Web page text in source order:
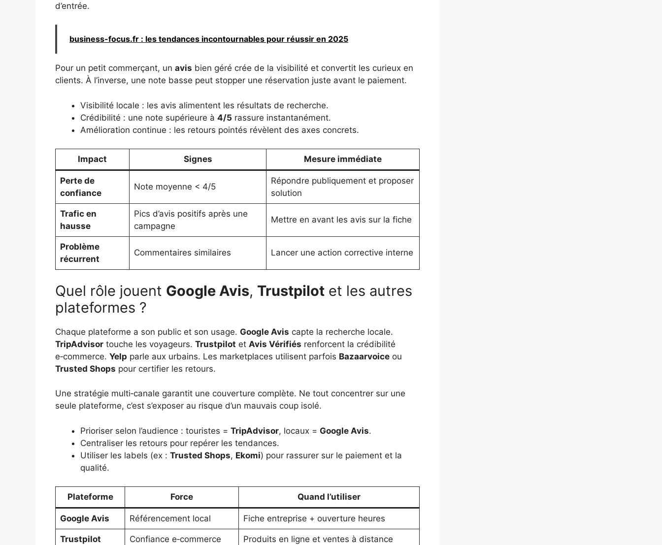
d’entrée.
business-focus.fr : les tendances incontournables pour réussir en 2025
Pour un petit commerçant, un avis bien géré crée de la visibilité et convertit les curieux en
clients. À l’inverse, une note basse peut stopper une réservation juste avant le paiement.
Visibilité locale : les avis alimentent les résultats de recherche.
Crédibilité : une note supérieure à 4/5 rassure instantanément.
Amélioration continue : les retours pointés révèlent des axes concrets.
Impact Signes Mesure immédiate
Perte de
confiance
Note moyenne < 4/5
Répondre publiquement et proposer
solution
Trafic en
hausse
Pics d’avis positifs après une
campagne
Mettre en avant les avis sur la fiche
Problème
récurrent
Commentaires similaires Lancer une action corrective interne
Quel rôle jouent Google Avis, Trustpilot et les autres
plateformes ?
Chaque plateforme a son public et son usage. Google Avis capte la recherche locale.
TripAdvisor touche les voyageurs. Trustpilot et Avis Vérifiés renforcent la crédibilité
e‑commerce. Yelp parle aux urbains. Les marketplaces utilisent parfois Bazaarvoice ou
Trusted Shops pour certifier les retours.
Une stratégie multi‑canale garantit une couverture complète. Ne tout concentrer sur une
seule plateforme, c’est s’exposer au risque d’un mauvais coup isolé.
Prioriser selon l’audience : touristes = TripAdvisor, locaux = Google Avis.
Centraliser les retours pour repérer les tendances.
Utiliser les labels (ex : Trusted Shops, Ekomi) pour rassurer sur le paiement et la
qualité.
Plateforme Force Quand l’utiliser
Google Avis Référencement local Fiche entreprise + ouverture heures
Trustpilot Confiance e‑commerce Produits en ligne et ventes à distance